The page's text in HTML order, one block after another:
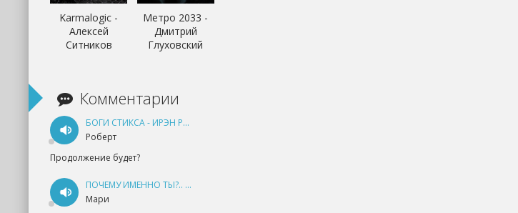
Karmalogic -
Алексей
Ситников
Метро 2033 -
Дмитрий
Глуховский
Комментарии
БОГИ СТИКСА - ИРЭН РУДКЕВИЧ
Роберт
Продолжение будет?
ПОЧЕМУ ИМЕННО ТЫ?.. КНИГА 1 - ЕКАТЕРИНА ЮДИНА
Мари